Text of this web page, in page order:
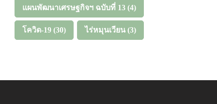
แผนพัฒนาเศรษฐกิจฯ ฉบับที่ 13 (4)
โควิด-19 (30) ไร่หมุนเวียน (3)